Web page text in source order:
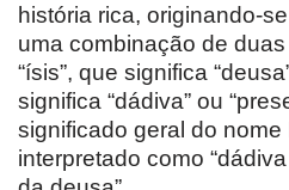
história rica, originando-
uma combinação de
“ísis”, que significa
significa “dádiva” ou
significado geral do
interpretado como